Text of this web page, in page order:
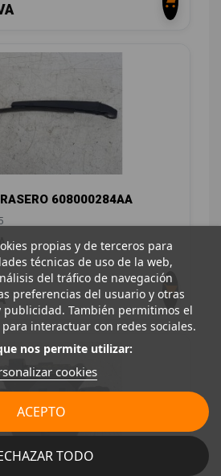
608000284AA
propias y de terceros para
técnicas de uso de la web,
del tráfico de navegación
preferencias del usuario y otras
publicidad. También permitimos el
interactuar con redes sociales.
nos permite utilizar:
cookies
TODO
ACEPTO